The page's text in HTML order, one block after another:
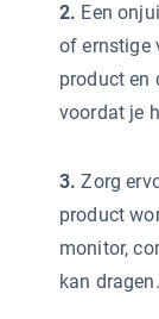
2. Een
of ernstige
product en
voordat je
3.Zorg
product
monitor,
kan dragen.